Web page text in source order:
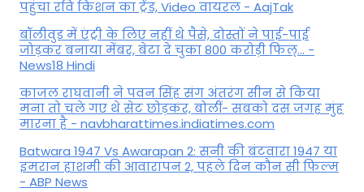
पहुंचा रवि किशन का ट्रेंड, Video वायरल - AajTak
बॉलीवुड में एंट्री के लिए नहीं थे पैसे, दोस्तों ने पाई-पाई
जोड़कर बनाया मेंबर, बेटा दे चुका 800 करोड़ी फिल्... -
News18 Hindi
काजल राघवानी ने पवन सिंह संग अंतरंग सीन से किया
मना तो चले गए थे सेट छोड़कर, बोलीं- सबको दस जगह मुंह
मारना है - navbharattimes.indiatimes.com
Batwara 1947 Vs Awarapan 2: सनी की बंटवारा 1947 या
इमरान हाशमी की आवारापन 2, पहले दिन कौन सी फिल्म
- ABP News